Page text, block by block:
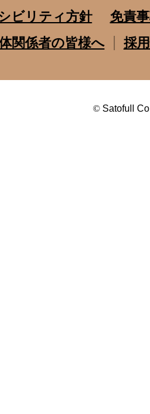
ビリティ方針
免責
関係者の皆様へ
採
© Satofull